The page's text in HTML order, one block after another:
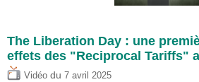
The Liberation Day : une
effets des "Reciprocal Tariffs"
Vidéo du 7 avril 2025